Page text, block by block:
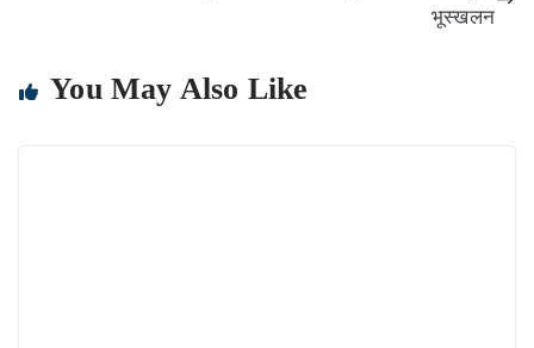
भूस्खलन
You May Also Like